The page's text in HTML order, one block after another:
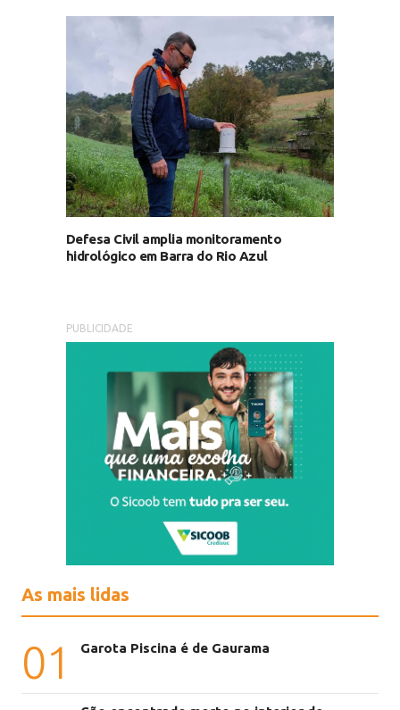
Defesa Civil amplia monitoramento
hidrológico em Barra do Rio Azul
PUBLICIDADE
As mais lidas
01 Garota Piscina é de Gaurama